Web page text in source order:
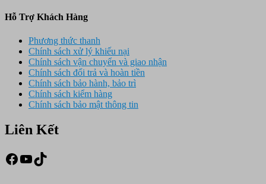
Hỗ Trợ Khách Hàng
Phương thức thanh
Chính sách xử lý khiếu nại
Chính sách vận chuyển và giao nhận
Chính sách đổi trả và hoàn tiền
Chính sách bảo hành, bảo trì
Chính sách kiểm hàng
Chính sách bảo mật thông tin
Liên Kết
Facebook
Youtube
TikTok